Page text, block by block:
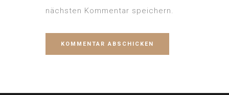
nächsten Kommentar speichern.